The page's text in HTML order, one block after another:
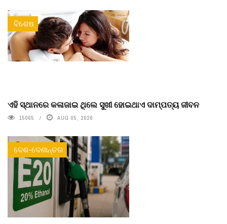
ବିଶେଷ
ଏହି ସ୍ଥାନରେ କଳାଜାଇ ଥିଲେ ସୁଖୀ ହୋଇଥାଏ ଦାମ୍ପତ୍ୟ ଜୀବନ
15065 AUG 05, 2026
ଦେଶ-ଦେଶାନ୍ତର